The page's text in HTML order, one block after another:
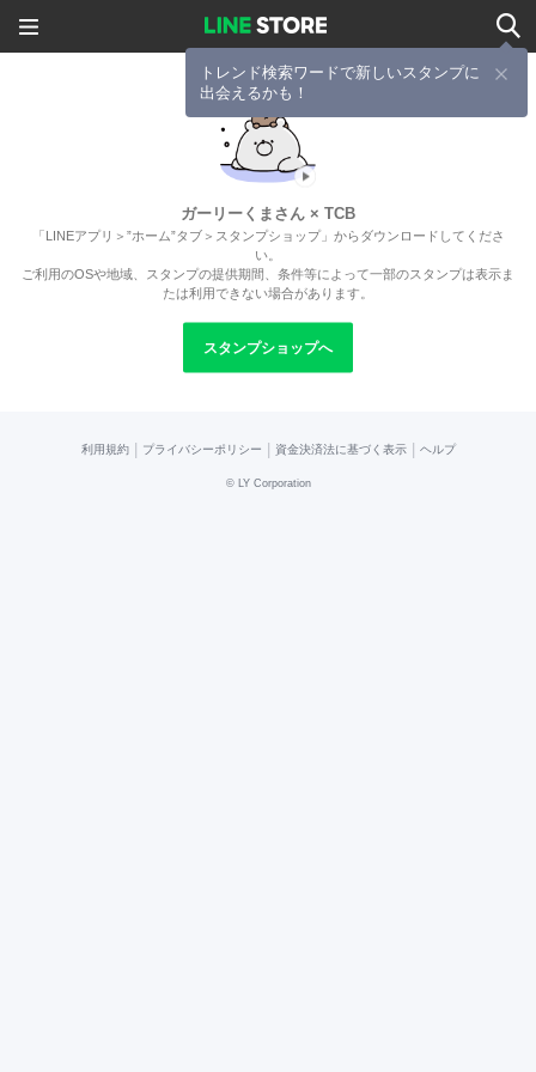
トレンド検索ワードで新しいスタンプに
出会えるかも！
ガーリーくまさん × TCB
「LINEアプリ＞”ホーム”タブ＞スタンプショップ」からダウンロードしてくださ
い。
ご利用のOSや地域、スタンプの提供期間、条件等によって一部のスタンプは表示ま
たは利用できない場合があります。
スタンプショップへ
利用規約 プライバシーポリシー 資金決済法に基づく表示 ヘルプ
© LY Corporation